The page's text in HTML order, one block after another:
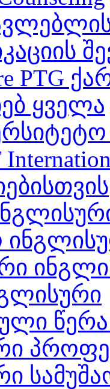
PTG
ყველა
წერა